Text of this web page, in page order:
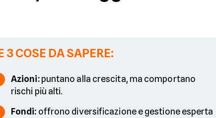
3 COSE DA SAPERE:
Azioni:puntano alla crescita, ma comportano
rischi più alti.
Fondi: offrono diversificazione e gestione esperta